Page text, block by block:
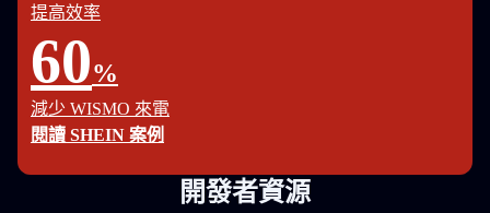
提高效率
60%
減少 WISMO 來電
閱讀 SHEIN 案例
開發者資源